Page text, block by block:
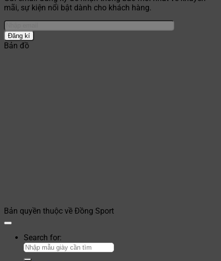
mãi, sự kiện nổi bật dành cho khách hàng.
Bản đồ
Bản quyền thuộc về Đồng Sport
Search for: